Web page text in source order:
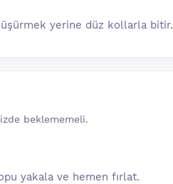
yerine düz kollarla bitir.
beklememeli.
yakala ve hemen fırlat.